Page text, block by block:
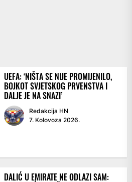
UEFA: ‘NIŠTA SE NIJE PROMIJENILO,
BOJKOT SVJETSKOG PRVENSTVA I
DALJE JE NA SNAZI’
Redakcija HN
7. Kolovoza 2026.
DALIĆ U EMIRATE NE ODLAZI SAM: